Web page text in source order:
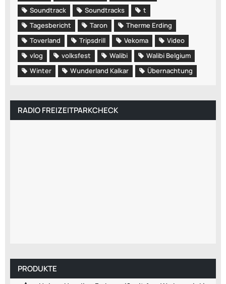
Soundtrack
Soundtracks
t
Tagesbericht
Taron
Therme Erding
Toverland
Tripsdrill Vekoma
Video
vlog
volksfest Walibi
Walibi Belgium
Winter
Wunderland Kalkar Übernachtung
RADIO FREIZEITPARKCHECK
PRODUKTE